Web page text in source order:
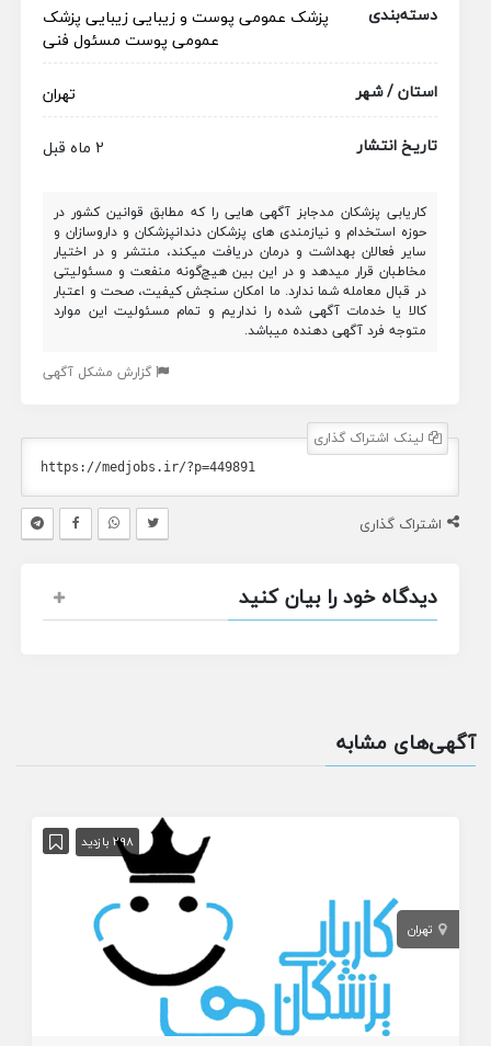
دسته‌بندی
پزشک عمومی پوست و زیباییزیبایی پزشک
عمومی پوست مسئول فنی
استان / شهر
تهران
تاریخ انتشار
2 ماه قبل
کاریابی پزشکان مدجابز آگهی هایی را که مطابق قوانین کشور در
حوزه استخدام و نیازمندی های پزشکان دندانپزشکان و داروسازان و
سایر فعالان بهداشت و درمان دریافت میکند، منتشر و در اختیار
مخاطبان قرار میدهد و در این بین هیچ‌گونه منفعت و مسئولیتی
در قبال معامله شما ندارد. ما امکان سنجش کیفیت، صحت و اعتبار
کالا یا خدمات آگهی شده را نداریم و تمام مسئولیت این موارد
متوجه فرد آگهی دهنده میباشد.
گزارش مشکل آگهی
لینک اشتراک گذاری
اشتراک گذاری
دیدگاه خود را بیان کنید
آگهی‌های مشابه
298 بازدید
تهران